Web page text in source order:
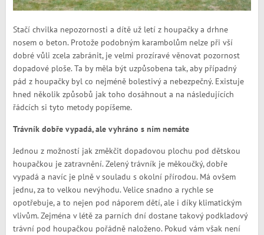
Stačí chvilka nepozornosti a dítě už letí z houpačky a drhne
nosem o beton. Protože podobným karambolům nelze při vší
dobré vůli zcela zabránit, je velmi prozíravé věnovat pozornost
dopadové ploše. Ta by měla být uzpůsobena tak, aby případný
pád z houpačky byl co nejméně bolestivý a nebezpečný. Existuje
hned několik způsobů jak toho dosáhnout a na následujících
řádcích si tyto metody popíšeme.
Trávník dobře vypadá, ale vyhráno s ním nemáte
Jednou z možností jak změkčit dopadovou plochu pod dětskou
houpačkou je zatravnění. Zelený trávník je měkoučký, dobře
vypadá a navíc je plně v souladu s okolní přírodou. Má ovšem
jednu, za to velkou nevýhodu. Velice snadno a rychle se
opotřebuje, a to nejen pod náporem dětí, ale i díky klimatickým
vlivům. Zejména v létě za parních dní dostane takový podkladový
trávní pod houpačkou pořádně naloženo. Pokud vám však není